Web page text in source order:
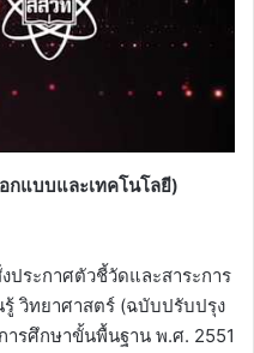
กแบบและเทคโนโลยี)
ประกาศตัวชี้วัดและสาระการ
รู้ วิทยาศาสตร์ (ฉบับปรับปรุง
รศึกษาขั้นพื้นฐาน พ.ศ. 2551